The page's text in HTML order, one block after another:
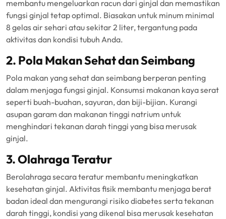
membantu mengeluarkan racun dari ginjal dan memastikan
fungsi ginjal tetap optimal. Biasakan untuk minum minimal
8 gelas air sehari atau sekitar 2 liter, tergantung pada
aktivitas dan kondisi tubuh Anda.
2. Pola Makan Sehat dan Seimbang
Pola makan yang sehat dan seimbang berperan penting
dalam menjaga fungsi ginjal. Konsumsi makanan kaya serat
seperti buah-buahan, sayuran, dan biji-bijian. Kurangi
asupan garam dan makanan tinggi natrium untuk
menghindari tekanan darah tinggi yang bisa merusak
ginjal.
3. Olahraga Teratur
Berolahraga secara teratur membantu meningkatkan
kesehatan ginjal. Aktivitas fisik membantu menjaga berat
badan ideal dan mengurangi risiko diabetes serta tekanan
darah tinggi, kondisi yang dikenal bisa merusak kesehatan